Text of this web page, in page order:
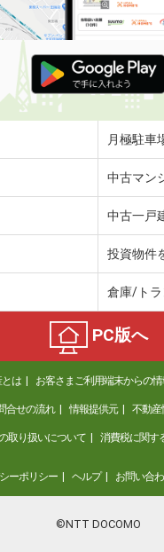
月極駐車
中古マン
中古一戸
投資物件
倉庫/トラ
PC版へ
は お客さまご利用端末からの
合せの流れ 情報提供元 不動産
取り扱いについて 消費税に関す
ーポリシー ヘルプ お問い合
©NTT DOCOMO